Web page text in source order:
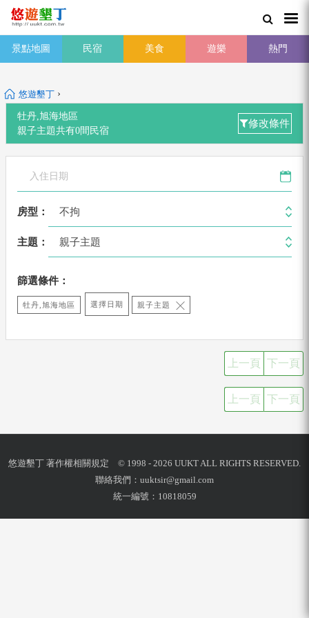
景點地圖 民宿 美食 遊樂 熱門
悠遊墾丁 ›
牡丹,旭海地區
親子主題共有0間 民宿
修改條件
房型： 不拘
主題： 親子主題
篩選條件：
牡丹,旭海地區 選擇日期 親子主題
上一頁 下一頁
上一頁 下一頁
悠遊墾丁 著作權相關規定 © 1998 - 2026 UUKT ALL RIGHTS RESERVED.
聯絡我們： uuktsir@gmail.com
統一編號：10818059